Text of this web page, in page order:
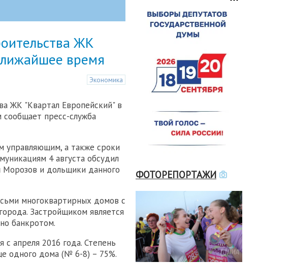
ЖК
время
Экономика
ЖК "Квартал Европейский" в
пресс-служба
управляющим, а также сроки
4 августа обсудил
Морозов и дольщики данного
многоквартирных домов с
Застройщиком является
банкротом.
апреля 2016 года. Степень
одного дома (№ 6-8) – 75%.
ФОТОРЕПОРТАЖИ